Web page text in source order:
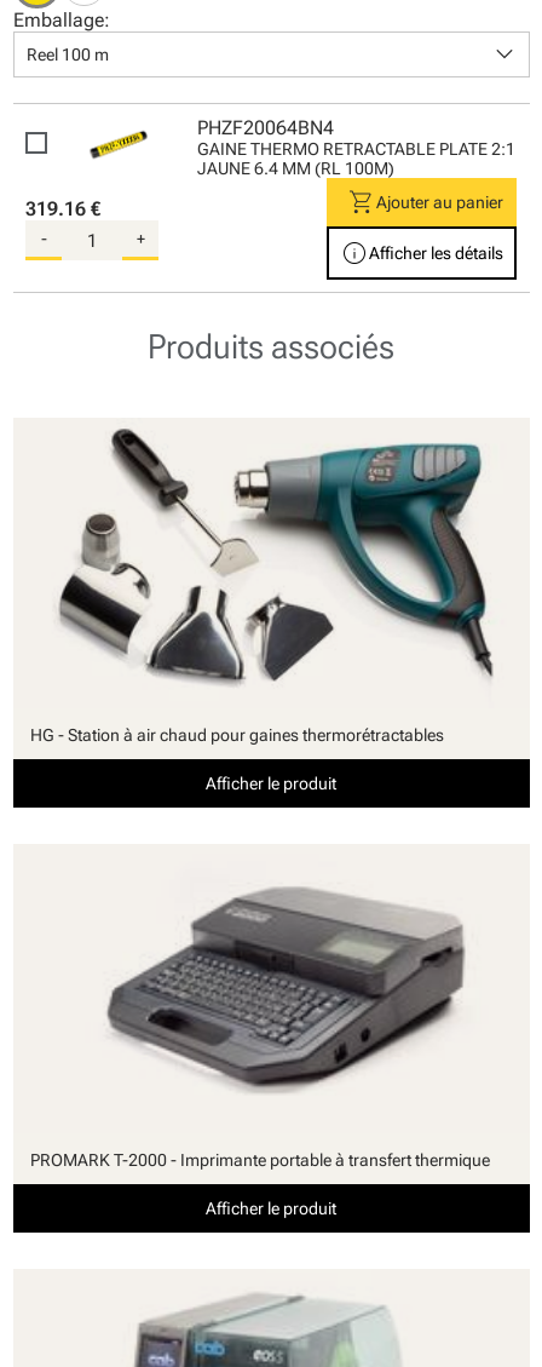
Emballage:
Reel 100 m keyboard_arrow_down
PHZF20064BN4
GAINE THERMO RETRACTABLE PLATE 2:1
JAUNE 6.4 MM (RL 100M)
319.16 €
- +
shopping_cart Ajouter au panier
infoAfficher les détails
Produits associés
HG - Station à air chaud pour gaines thermorétractables
Afficher le produit
PROMARK T-2000 - Imprimante portable à transfert thermique
Afficher le produit